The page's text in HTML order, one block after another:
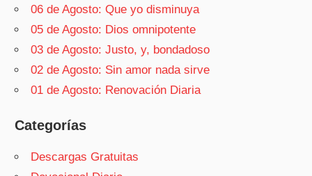
06 de Agosto: Que yo disminuya
05 de Agosto: Dios omnipotente
03 de Agosto: Justo, y, bondadoso
02 de Agosto: Sin amor nada sirve
01 de Agosto: Renovación Diaria
Categorías
Descargas Gratuitas